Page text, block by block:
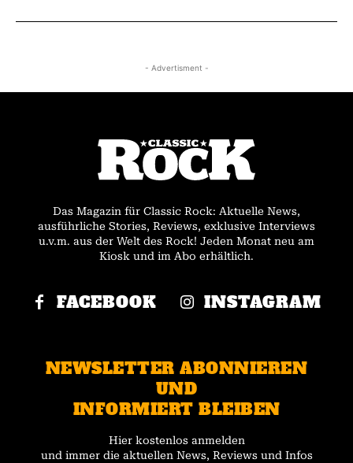
- Advertisment -
Das Magazin für Classic Rock: Aktuelle News,
ausführliche Stories, Reviews, exklusive Interviews
u.v.m. aus der Welt des Rock! Jeden Monat neu am
Kiosk und im Abo erhältlich.
FACEBOOK INSTAGRAM
NEWSLETTER ABONNIEREN
UND
INFORMIERT BLEIBEN
Hier kostenlos anmelden
und immer die aktuellen News, Reviews und Infos